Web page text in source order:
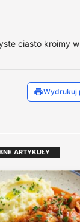
ciasto kroimy
Wydrukuj
ARTYKUŁY